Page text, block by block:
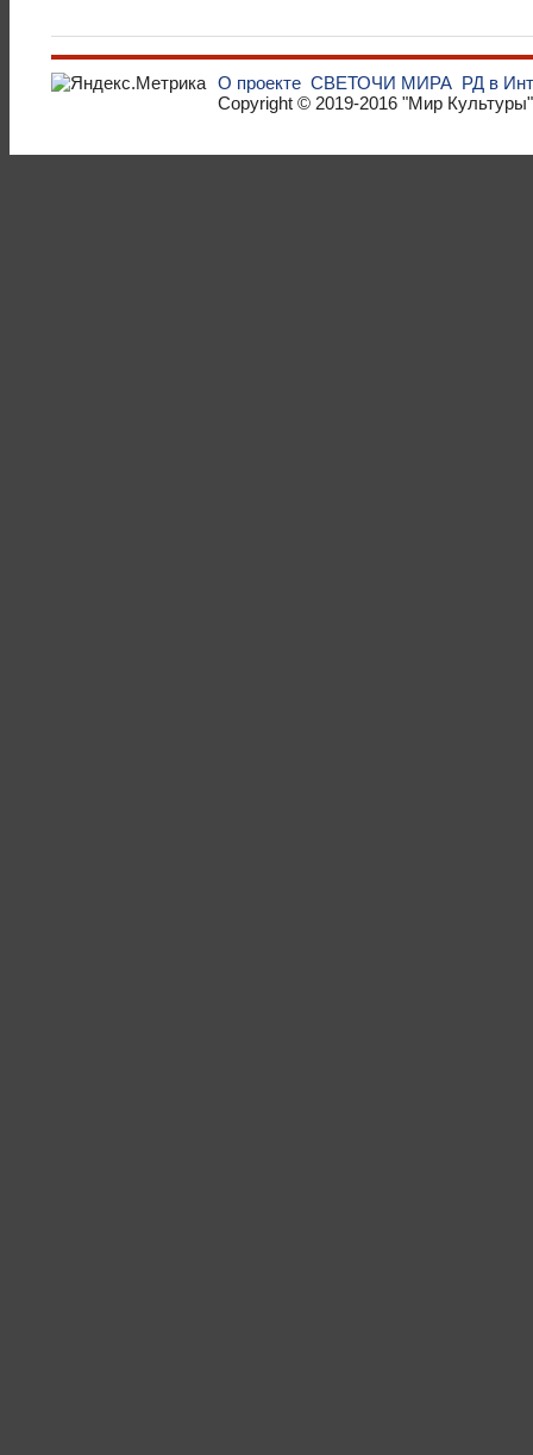
О проекте СВЕТОЧИ МИРА РД в
Copyright © 2019-2016 "Мир Культуры"